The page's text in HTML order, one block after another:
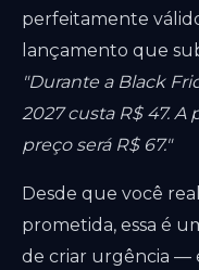
perfeitamente
lançamento que
"Durante a Black
2027 custa R$ 47.
preço será R$ 67."
Desde que você
prometida, essa é
de criar urgência —